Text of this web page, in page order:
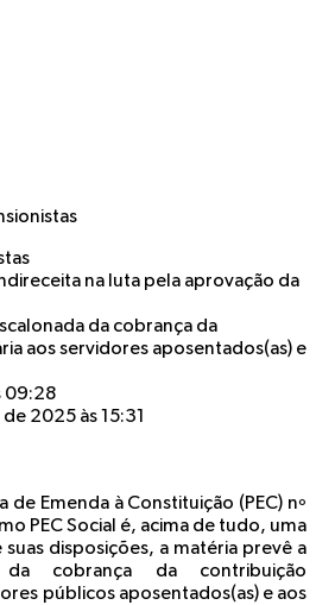
na luta pela aprovação da
da cobrança da
aos servidores aposentados(as) e
09:28
2025 às 15:31
Emenda à Constituição (PEC) nº
PEC Social é, acima de tudo, uma
disposições, a matéria prevê a
da cobrança da contribuição
públicos aposentados(as) e aos